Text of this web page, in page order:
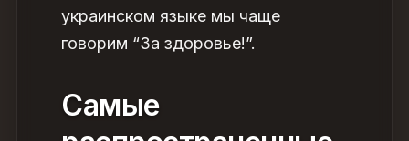
украинском языке мы чаще
говорим “За здоровье!”.
Самые